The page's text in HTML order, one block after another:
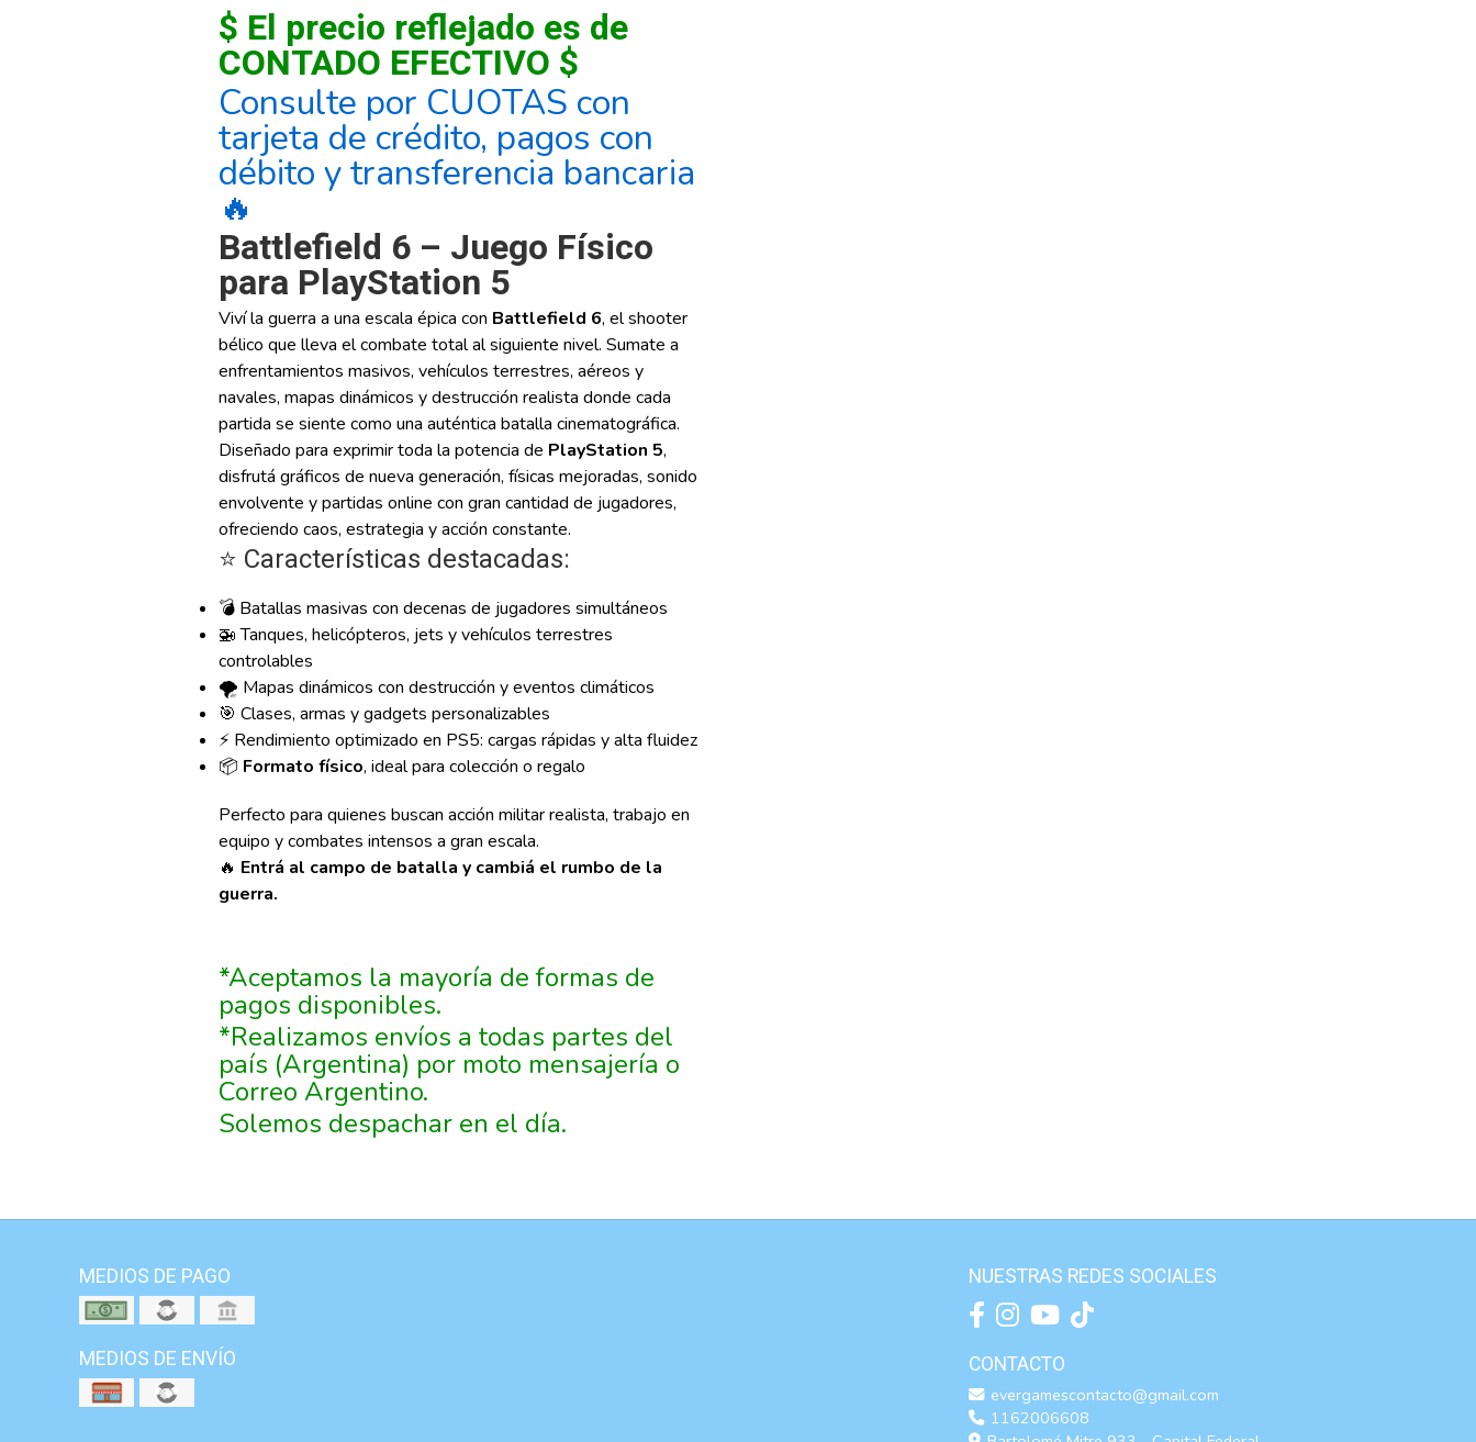
$ El precio reflejado es de
CONTADO EFECTIVO $
Consulte por CUOTAS con
tarjeta de crédito, pagos con
débito y transferencia bancaria
🔥
Battlefield 6 – Juego Físico
para PlayStation 5
Viví la guerra a una escala épica con Battlefield 6, el shooter
bélico que lleva el combate total al siguiente nivel. Sumate a
enfrentamientos masivos, vehículos terrestres, aéreos y
navales, mapas dinámicos y destrucción realista donde cada
partida se siente como una auténtica batalla cinematográfica.
Diseñado para exprimir toda la potencia de PlayStation 5,
disfrutá gráficos de nueva generación, físicas mejoradas, sonido
envolvente y partidas online con gran cantidad de jugadores,
ofreciendo caos, estrategia y acción constante.
⭐ Características destacadas:
💣 Batallas masivas con decenas de jugadores simultáneos
🚁 Tanques, helicópteros, jets y vehículos terrestres
controlables
🌪️ Mapas dinámicos con destrucción y eventos climáticos
🎯 Clases, armas y gadgets personalizables
⚡ Rendimiento optimizado en PS5: cargas rápidas y alta fluidez
📦 Formato físico, ideal para colección o regalo
Perfecto para quienes buscan acción militar realista, trabajo en
equipo y combates intensos a gran escala.
🔥 Entrá al campo de batalla y cambiá el rumbo de la
guerra.
*Aceptamos la mayoría de formas de
pagos disponibles.
*Realizamos envíos a todas partes del
país (Argentina) por moto mensajería o
Correo Argentino.
Solemos despachar en el día.
MEDIOS DE PAGO
MEDIOS DE ENVÍO
NUESTRAS REDES SOCIALES
CONTACTO
evergamescontacto@gmail.com
1162006608